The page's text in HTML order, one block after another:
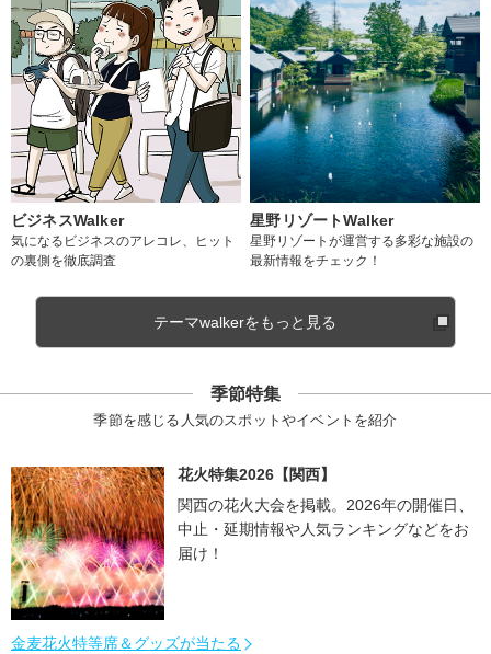
ビジネスWalker
気になるビジネスのアレコレ、ヒット
の裏側を徹底調査
星野リゾートWalker
星野リゾートが運営する多彩な施設の
最新情報をチェック！
テーマwalkerをもっと見る
季節特集
季節を感じる人気のスポットやイベントを紹介
花火特集2026【関西】
関西の花火大会を掲載。2026年の開催日、
中止・延期情報や人気ランキングなどをお
届け！
金麦花火特等席＆グッズが当たる